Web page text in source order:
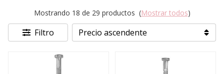
Mostrando 18 de 29 productos (Mostrar todos)
Filtro